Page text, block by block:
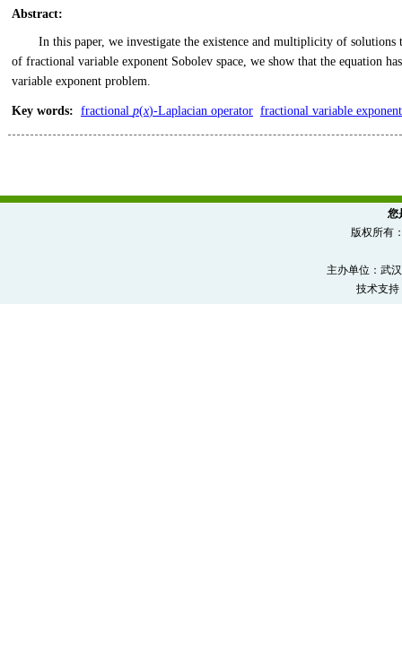
Abstract:
In this paper, we investigate the existence and multiplicity of
of fractional variable exponent Sobolev space, we show that the equation
variable exponent problem.
Key words: fractional p(x)-Laplacian operator fractional variable
您
版权所有
主办单位：武
技术支持